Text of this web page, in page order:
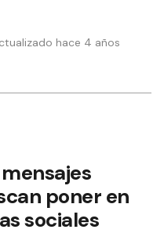
hace 4 años
poner en
sociales